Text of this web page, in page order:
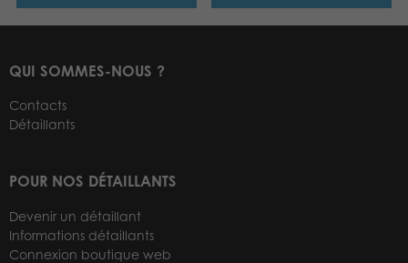
QUI SOMMES-NOUS ?
Contacts
Détaillants
POUR NOS DÉTAILLANTS
Devenir un détaillant
Informations détaillants
Connexion boutique web